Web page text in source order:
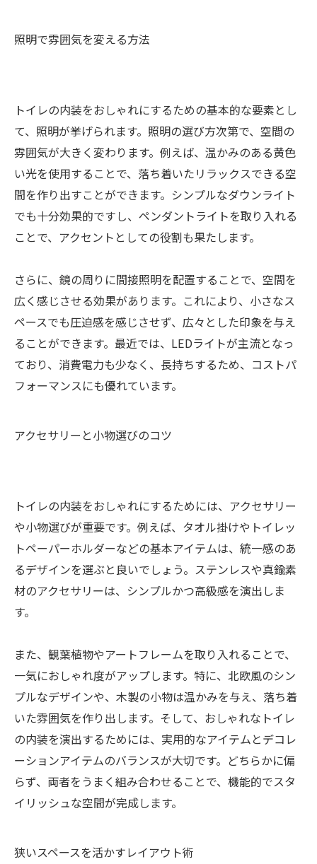
照明で雰囲気を変える方法
トイレの内装をおしゃれにするための基本的な要素とし
て、照明が挙げられます。照明の選び方次第で、空間の
雰囲気が大きく変わります。例えば、温かみのある黄色
い光を使用することで、落ち着いたリラックスできる空
間を作り出すことができます。シンプルなダウンライト
でも十分効果的ですし、ペンダントライトを取り入れる
ことで、アクセントとしての役割も果たします。
さらに、鏡の周りに間接照明を配置することで、空間を
広く感じさせる効果があります。これにより、小さなス
ペースでも圧迫感を感じさせず、広々とした印象を与え
ることができます。最近では、LEDライトが主流となっ
ており、消費電力も少なく、長持ちするため、コストパ
フォーマンスにも優れています。
アクセサリーと小物選びのコツ
トイレの内装をおしゃれにするためには、アクセサリー
や小物選びが重要です。例えば、タオル掛けやトイレッ
トペーパーホルダーなどの基本アイテムは、統一感のあ
るデザインを選ぶと良いでしょう。ステンレスや真鍮素
材のアクセサリーは、シンプルかつ高級感を演出しま
す。
また、観葉植物やアートフレームを取り入れることで、
一気におしゃれ度がアップします。特に、北欧風のシン
プルなデザインや、木製の小物は温かみを与え、落ち着
いた雰囲気を作り出します。そして、おしゃれなトイレ
の内装を演出するためには、実用的なアイテムとデコレ
ーションアイテムのバランスが大切です。どちらかに偏
らず、両者をうまく組み合わせることで、機能的でスタ
イリッシュな空間が完成します。
狭いスペースを活かすレイアウト術